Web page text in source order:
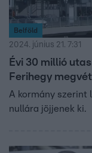
Belföld
2024. június 21. 7:31
Évi 30 millió
Ferihegy
A kormány szerint
nullára jöjjenek ki.